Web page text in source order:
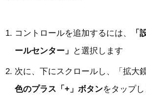
コントロールを追加するには、
「
ールセンター」
と選択します
次に、下にスクロールし、「拡大
色のプラス「+」ボタンをタップ